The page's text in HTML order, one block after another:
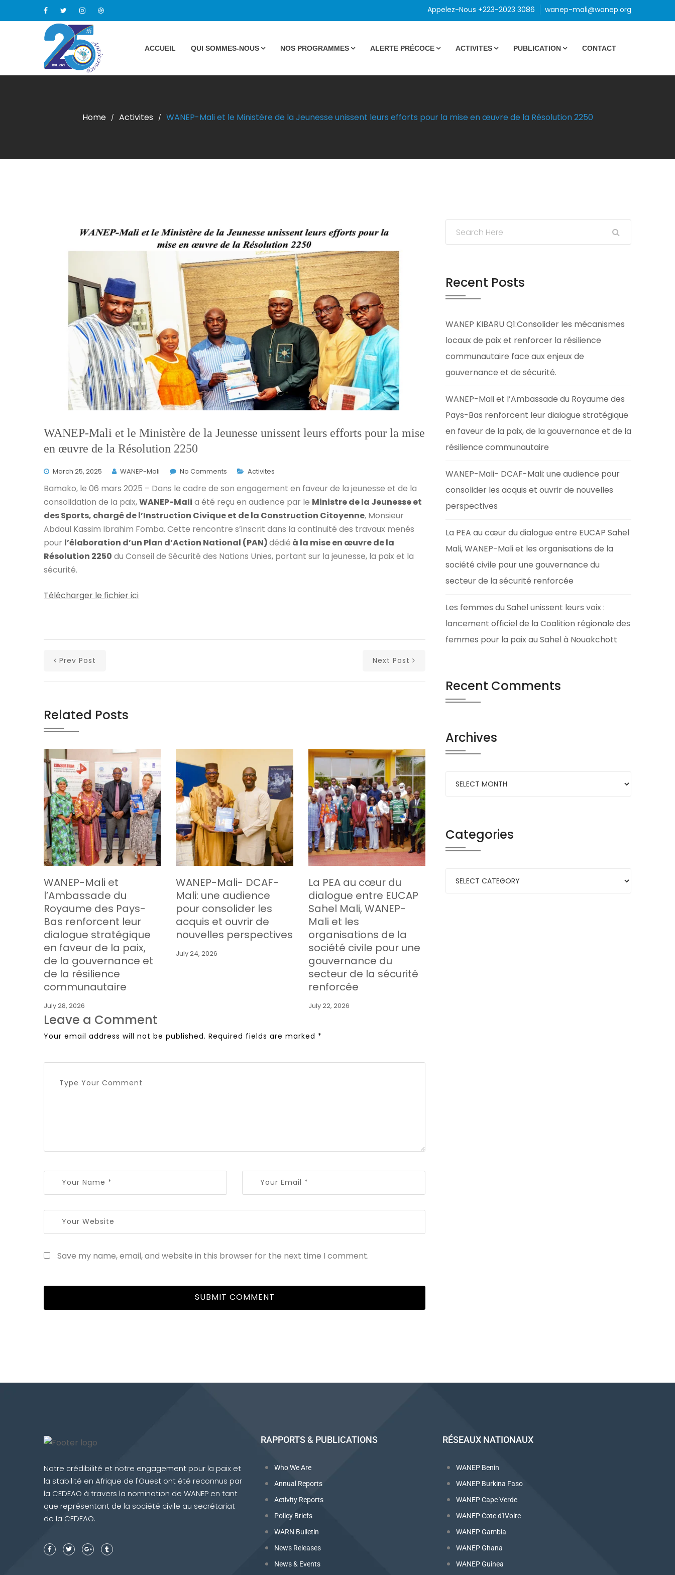
Appelez-Nous +223-2023 3086 wanep-mali@wanep.org
ACCUEIL QUI SOMMES-NOUS NOS PROGRAMMES ALERTE PRÉCOCE ACTIVITES PUBLICATION CONTACT
Home / Activites / WANEP-Mali et le Ministère de la Jeunesse unissent leurs efforts pour la mise en œuvre de la Résolution 2250
WANEP-Mali et le Ministère de la Jeunesse unissent leurs efforts pour la mise
en œuvre de la Résolution 2250
March 25, 2025 WANEP-Mali No Comments Activites
Bamako, le 06 mars 2025 – Dans le cadre de son engagement en faveur de la jeunesse et de la
consolidation de la paix,WANEP-Mali a été reçu en audience par le Ministre de la Jeunesse et
des Sports, chargé de l’Instruction Civique et de la Construction Citoyenne, Monsieur
Abdoul Kassim Ibrahim Fomba. Cette rencontre s’inscrit dans la continuité des travaux menés
pour l’élaboration d’un Plan d’Action National (PAN)dédié à la mise en œuvre de la
Résolution 2250 du Conseil de Sécurité des Nations Unies, portant sur la jeunesse, la paix et la
sécurité.
Télécharger le fichier ici
Prev Post Next Post
Related Posts
WANEP-Mali et
l’Ambassade du
Royaume des Pays-
Bas renforcent leur
dialogue stratégique
en faveur de la paix,
de la gouvernance et
de la résilience
communautaire
July 28, 2026
WANEP-Mali- DCAF-
Mali: une audience
pour consolider les
acquis et ouvrir de
nouvelles perspectives
July 24, 2026
La PEA au cœur du
dialogue entre EUCAP
Sahel Mali, WANEP-
Mali et les
organisations de la
société civile pour une
gouvernance du
secteur de la sécurité
renforcée
July 22, 2026
Leave a Comment
Your email address will not be published. Required fields are marked *
Save my name, email, and website in this browser for the next time I comment.
Recent Posts
WANEP KIBARU Q1:Consolider les mécanismes
locaux de paix et renforcer la résilience
communautaire face aux enjeux de
gouvernance et de sécurité.
WANEP-Mali et l’Ambassade du Royaume des
Pays-Bas renforcent leur dialogue stratégique
en faveur de la paix, de la gouvernance et de la
résilience communautaire
WANEP-Mali- DCAF-Mali: une audience pour
consolider les acquis et ouvrir de nouvelles
perspectives
La PEA au cœur du dialogue entre EUCAP Sahel
Mali, WANEP-Mali et les organisations de la
société civile pour une gouvernance du
secteur de la sécurité renforcée
Les femmes du Sahel unissent leurs voix :
lancement officiel de la Coalition régionale des
femmes pour la paix au Sahel à Nouakchott
Recent Comments
Archives
Categories
Notre crédibilité et notre engagement pour la paix et
la stabilité en Afrique de l'Ouest ont été reconnus par
la CEDEAO à travers la nomination de WANEP en tant
que représentant de la société civile au secrétariat
de la CEDEAO.
RAPPORTS & PUBLICATIONS
Who We Are
Annual Reports
Activity Reports
Policy Briefs
WARN Bulletin
News Releases
News & Events
RÉSEAUX NATIONAUX
WANEP Benin
WANEP Burkina Faso
WANEP Cape Verde
WANEP Cote d'IVoire
WANEP Gambia
WANEP Ghana
WANEP Guinea